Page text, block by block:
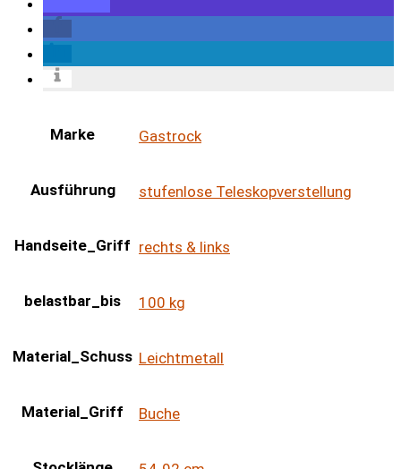
Marke Gastrock
Ausführung stufenlose Teleskopverstellung
Handseite_Griff rechts & links
belastbar_bis 100 kg
Material_Schuss Leichtmetall
Material_Griff Buche